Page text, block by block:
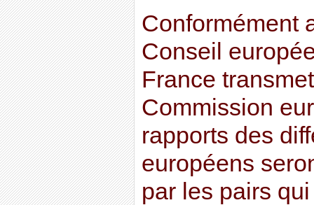
Conformément
Conseil
France
Commission
rapports des
européens
par les pairs